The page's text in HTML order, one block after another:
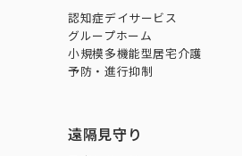
認知症デイサービス
グループホーム
小規模多機能型居宅介護
予防・進行抑制
遠隔見守り